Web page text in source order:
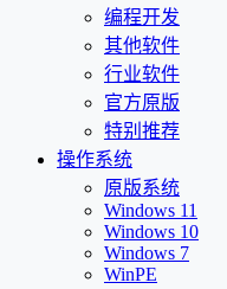
编程开发
其他软件
行业软件
官方原版
特别推荐
操作系统
原版系统
Windows 11
Windows 10
Windows 7
WinPE